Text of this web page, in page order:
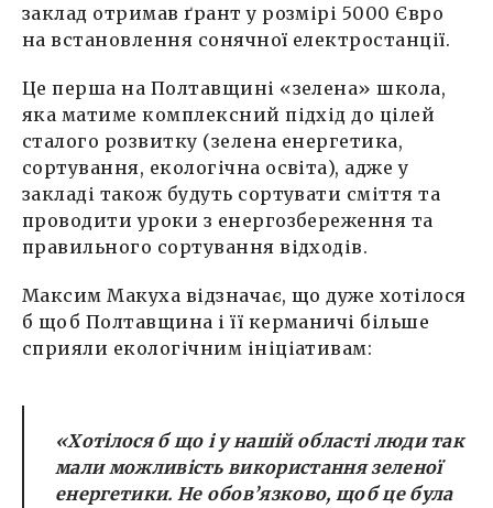
заклад отримав ґрант у розмірі 5000 Євро
на встановлення сонячної електростанції.
Це перша на Полтавщині «зелена» школа,
яка матиме комплексний підхід до цілей
сталого розвитку (зелена енергетика,
сортування, екологічна освіта), адже у
закладі також будуть сортувати сміття та
проводити уроки з енергозбереження та
правильного сортування відходів.
Максим Макуха відзначає, що дуже хотілося
б щоб Полтавщина і її керманичі більше
сприяли екологічним ініціативам:
«Хотілося б що і у нашій області люди так
мали можливість використання зеленої
енергетики. Не обов’язково, щоб це була